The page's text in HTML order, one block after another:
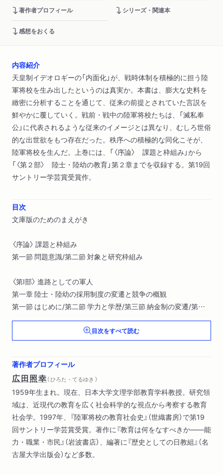
著作者プロフィール シリーズ・関連本
感想をおくる
内容紹介
天皇制イデオロギーの「内面化」が、戦時体制を積極的に担う陸
軍将校を生み出したというのは真実か。本書は、膨大な史料を
緻密に分析することを通じて、従来の前提とされていた言説を
鮮やかに覆していく。戦前・戦中の陸軍将校たちは、「滅私奉
公」に代表されるような従来のイメージとは異なり、むしろ世俗
的な出世欲をもつ存在だった。秩序への積極的な同化こそが、
陸軍将校を生んだ。上巻には、「〈序論〉 課題と枠組み」から
「〈第２部〉 陸士・陸幼の教育」第２章までを収録する。第19回
サントリー学芸賞受賞作。
目次
文庫版のためのまえがき
〈序論〉 課題と枠組み
第一節 問題意識/第二節 対象と研究枠組み
〈第I部〉 進路としての軍人
第一章 陸士・陸幼の採用制度の変遷と競争の概観
第一節 はじめに/第二節 学力と学歴/第三節 納金制の変遷/第四
節 志願者数の変動/第五節 志願・採用者の学歴/第六節 小括
第二章 下士から将校への道
第一節 はじめに/第二節 建軍期の下士制度/第三節 一八八一年の
第三章 進学ルートとしての評価
第一節 はじめに/第二節 志願・採用状況と地域分布/第三節 中学
の学校階層と陸士志願/第四節 昭和初頭までの概括/第五節 戦時
期における軍学校への進学/第六節 小括
第四章 将校生徒の社会的背景
第一節 課題/第二節 将校生徒の族籍/第三節 出身家庭の職業/第
四節 出身家庭の社会経済的地位/第五節 小括
目次をすべて読む
著作者プロフィール
広田照幸（ ひろた・てるゆき ）
1959年生まれ。現在、日本大学文理学部教育学科教授。研究領
域は、近現代の教育を広く社会科学的な視点から考察する教育
社会学。1997年、『陸軍将校の教育社会史』（世織書房）で第19
回サントリー学芸賞受賞。著作に『教育は何をなすべきか――能
力・職業・市民』（岩波書店）、編著に『歴史としての日教組』（名
古屋大学出版会）など多数。